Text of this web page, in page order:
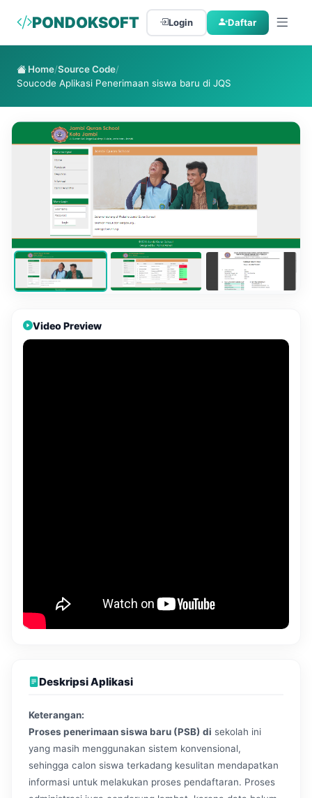
PONDOKSOFT Login Daftar
Home/Source Code/
Soucode Aplikasi Penerimaan siswa baru di JQS
Video Preview
Deskripsi Aplikasi
Keterangan:
Proses penerimaan siswa baru (PSB) di sekolah ini
yang masih menggunakan sistem konvensional,
sehingga calon siswa terkadang kesulitan mendapatkan
informasi untuk melakukan proses pendaftaran. Proses